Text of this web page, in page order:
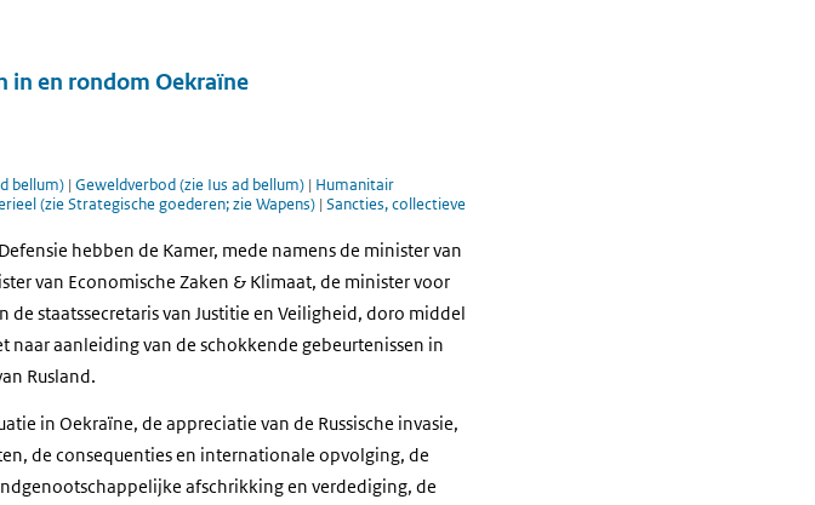
in en rondom Oekraïne
bellum) | Geweldverbod (zie Ius ad bellum) | Humanitair
(zie Strategische goederen; zie Wapens) | Sancties, collectieve
hebben de Kamer, mede namens de minister van
van Economische Zaken & Klimaat, de minister voor
staatssecretaris van Justitie en Veiligheid, doro middel
aanleiding van de schokkende gebeurtenissen in
Rusland.
in Oekraïne, de appreciatie van de Russische invasie,
de consequenties en internationale opvolging, de
afschrikking en verdediging, de